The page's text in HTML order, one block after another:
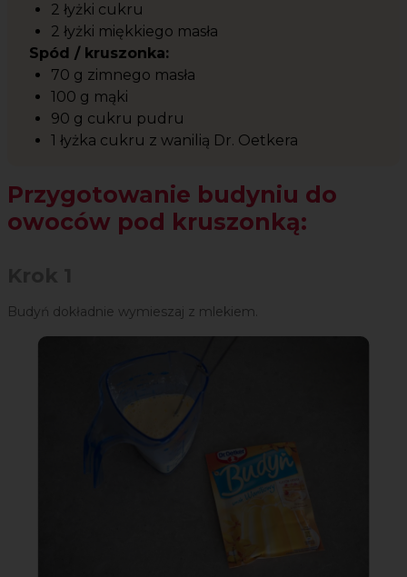
2 łyżki cukru
2 łyżki miękkiego masła
Spód / kruszonka:
70 g zimnego masła
100 g mąki
90 g cukru pudru
1 łyżka cukru z wanilią Dr. Oetkera
Przygotowanie budyniu do
owoców pod kruszonką:
Budyń dokładnie wymieszaj z mlekiem.